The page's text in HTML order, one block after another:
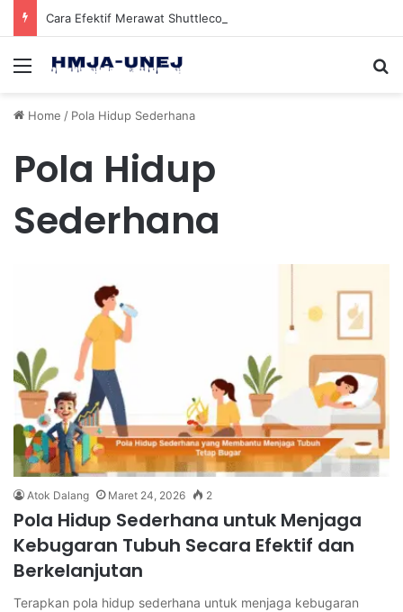
Menu
Home / Pola Hidup Sederhana
Pola Hidup
Sederhana
Atok Dalang Maret 24, 2026 2
Pola Hidup Sederhana untuk Menjaga
Kebugaran Tubuh Secara Efektif dan
Berkelanjutan
Terapkan pola hidup sederhana untuk menjaga kebugaran